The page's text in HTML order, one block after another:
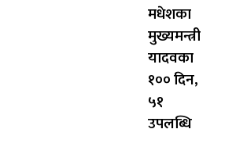
मधेशका
मुख्यमन्त्री
यादवका
१०० दिन,
५१
उपलब्धि